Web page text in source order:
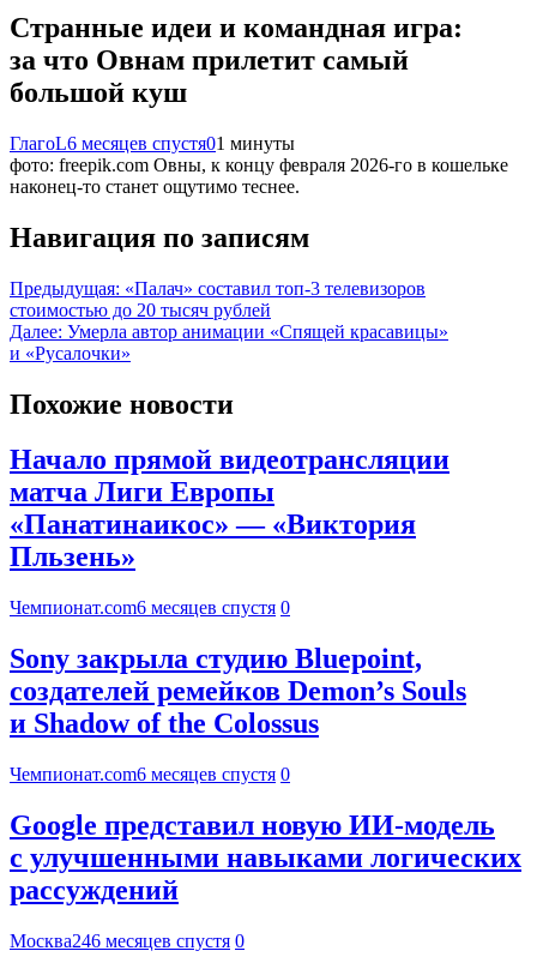
Странные идеи и командная игра:
за что Овнам прилетит самый
большой куш
ГлагоL6 месяцев спустя01 минуты
фото: freepik.com Овны, к концу февраля 2026-го в кошельке
наконец-то станет ощутимо теснее.
Навигация по записям
Предыдущая: «Палач» составил топ-3 телевизоров
стоимостью до 20 тысяч рублей
Далее: Умерла автор анимации «Спящей красавицы»
и «Русалочки»
Похожие новости
Начало прямой видеотрансляции
матча Лиги Европы
«Панатинаикос» — «Виктория
Пльзень»
Чемпионат.com6 месяцев спустя 0
Sony закрыла студию Bluepoint,
создателей ремейков Demon’s Souls
и Shadow of the Colossus
Чемпионат.com6 месяцев спустя 0
Google представил новую ИИ-модель
с улучшенными навыками логических
рассуждений
Москва246 месяцев спустя 0